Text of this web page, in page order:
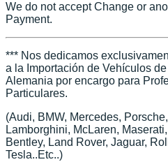
We do not accept Change or
Payment.
*** Nos dedicamos
a la Importación de Vehículos
Alemania por encargo para
Particulares.
(Audi, BMW, Mercedes,
Lamborghini, McLaren,
Bentley, Land Rover, Jaguar,
Tesla..Etc..)